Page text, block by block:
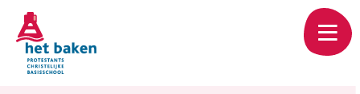
Skip
main
content